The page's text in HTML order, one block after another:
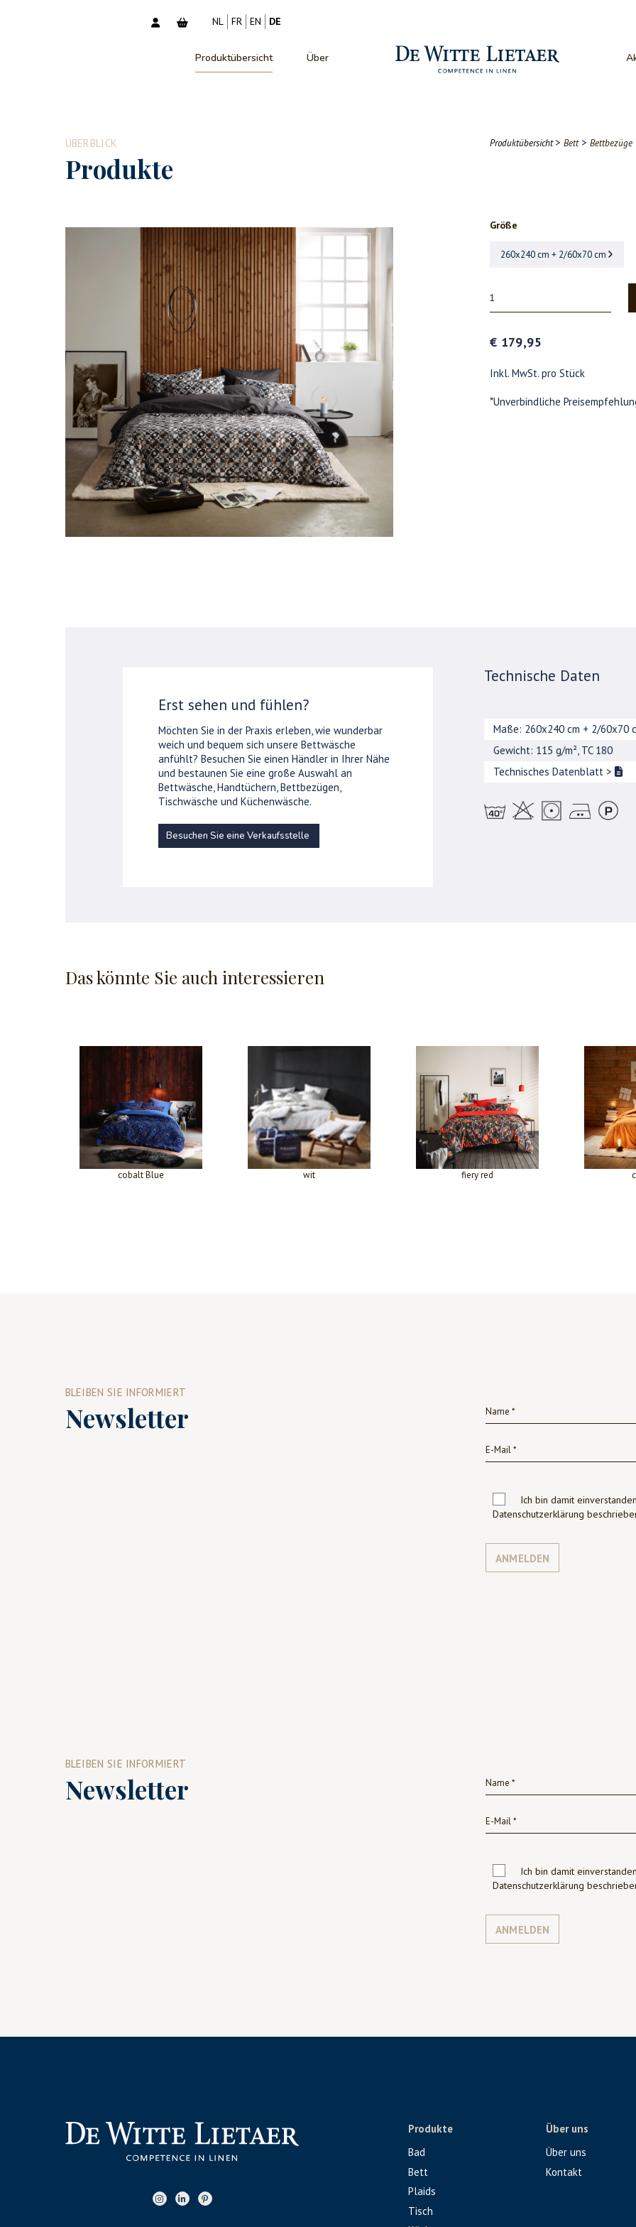
NL FR EN DE
Produktübersicht Über
ÜBERBLICK
Produkte
Produktübersicht > Bett> Bettbezüge
Größe
260x240 cm + 2/60x70 cm
€ 179,95
Inkl. MwSt. pro Stück
*Unverbindliche
Erst sehen und fühlen?
Möchten Sie in der Praxis erleben, wie wunderbar
weich und bequem sich unsere Bettwäsche
anfühlt? Besuchen Sie einen Händler in Ihrer Nähe
und bestaunen Sie eine große Auswahl an
Bettwäsche, Handtüchern, Bettbezügen,
Tischwäsche und Küchenwäsche.
Besuchen Sie eine Verkaufsstelle
Technische Daten
Maße: 260x240 cm + 2/60x70
Gewicht: 115 g/m², TC 180
Technisches Datenblatt >
Das könnte Sie auch interessieren
cobalt Blue wit fiery red
BLEIBEN SIE INFORMIERT
Newsletter
Ich bin damit
Datenschutzerklärung
ANMELDEN
BLEIBEN SIE INFORMIERT
Newsletter
Ich bin damit
Datenschutzerklärung
ANMELDEN
Produkte
Bad
Bett
Plaids
Tisch
Über uns
Über uns
Kontakt